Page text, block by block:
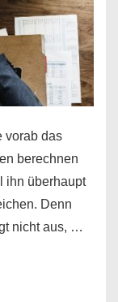
vorab das
berechnen
ihn überhaupt
Denn
nicht aus, …